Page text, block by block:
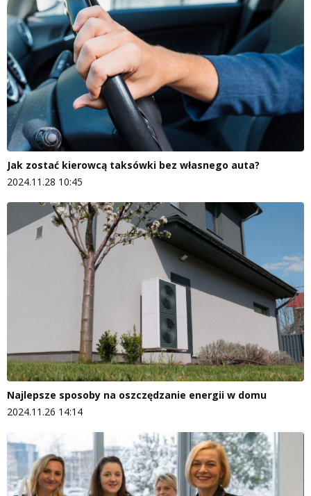
Jak zostać kierowcą taksówki bez własnego auta?
2024.11.28 10:45
Najlepsze sposoby na oszczędzanie energii w domu
2024.11.26 14:14